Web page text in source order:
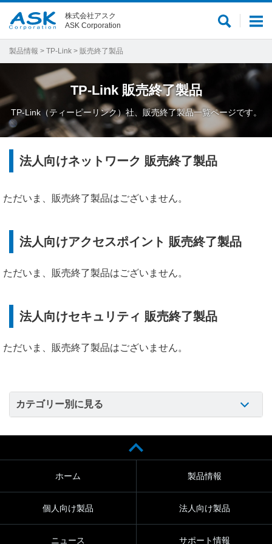
メ
ー
サ
内
索
株式会社アスク
ASK Corporation
製品情報 > TP-Link > 販売終了製品
TP-Link 販売終了製品
TP-Link（ティーピーリンク）社、販売終了製品一覧ページです。
法人向けネットワーク 販売終了製品
ただいま、販売終了製品はございません。
法人向けアクセスポイント 販売終了製品
ただいま、販売終了製品はございません。
法人向けセキュリティ 販売終了製品
ただいま、販売終了製品はございません。
カテゴリー別に見る
ホーム 製品情報
個人向け製品 法人向け製品
ニュース サポート情報